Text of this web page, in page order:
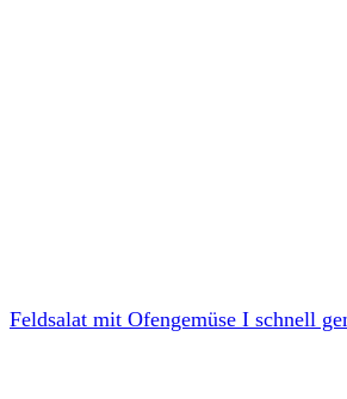
Feldsalat mit Ofengemüse I schnell